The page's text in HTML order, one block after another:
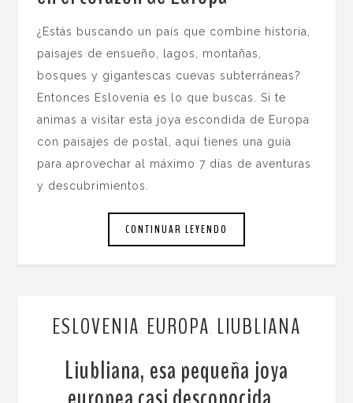
¿Estás buscando un país que combine historia,
paisajes de ensueño, lagos, montañas,
bosques y gigantescas cuevas subterráneas?
Entonces Eslovenia es lo que buscas. Si te
animas a visitar esta joya escondida de Europa
con paisajes de postal, aquí tienes una guía
para aprovechar al máximo 7 días de aventuras
y descubrimientos.
CONTINUAR LEYENDO
ESLOVENIA EUROPA LIUBLIANA
Liubliana, esa pequeña joya